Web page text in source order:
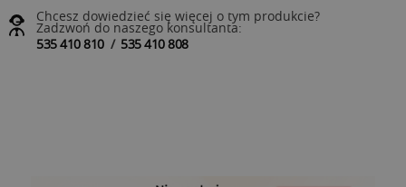
Chcesz dowiedzieć się więcej o tym produkcie?
Zadzwoń do naszego konsultanta:
535 410 810/ 535 410 808